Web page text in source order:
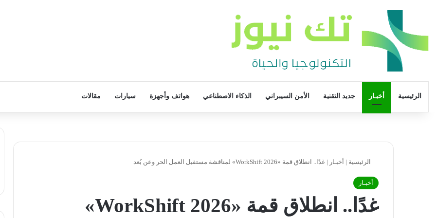
الرئيسية أخبـار جديد التقنية الأمن السيبراني الذكاء الاصطناعي هواتف وأجهزة سيارات مقالات
الرئيسية | أخبـار | غدًا.. انطلاق قمة «WorkShift 2026» لمناقشة مستقبل العمل الحر وعن بُعد
أخبـار
غدًا.. انطلاق قمة «WorkShift 2026»